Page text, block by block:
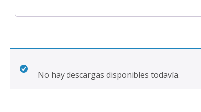
No hay descargas disponibles todavía.